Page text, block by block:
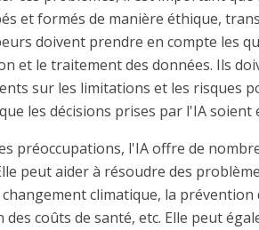
et formés de manière éthique,
doivent prendre en compte les
et le traitement des données. Ils
sur les limitations et les risques
les décisions prises par l'IA soient
préoccupations, l'IA offre de
peut aider à résoudre des
climatique, la
des coûts de santé, etc. Elle peut